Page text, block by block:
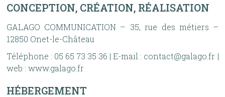
CONCEPTION, CRÉATION, RÉALISATION
GALAGO COMMUNICATION – 35, rue des métiers –
12850 Onet-le-Château
Téléphone : 05 65 73 35 36 | E-mail : contact@galago.fr |
web : www.galago.fr
HÉBERGEMENT